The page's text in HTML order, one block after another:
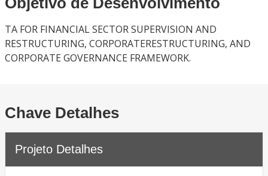
TA FOR FINANCIAL SECTOR SUPERVISION AND
RESTRUCTURING, CORPORATERESTRUCTURING, AND
CORPORATE GOVERNANCE FRAMEWORK.
Chave Detalhes
Projeto Detalhes